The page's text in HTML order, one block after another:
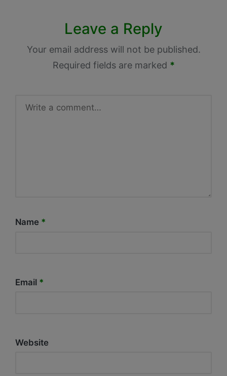
Leave a Reply
Your email address will not be published.
Required fields are marked *
Name *
Email *
Website